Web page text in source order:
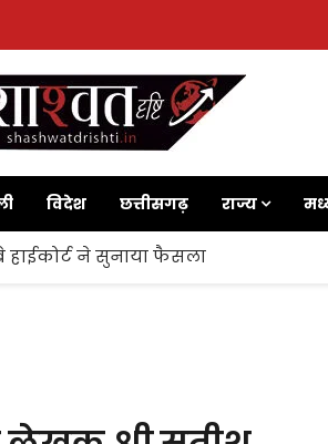
विदेश छत्तीसगढ़ राज्य
ने सुनाया फैसला